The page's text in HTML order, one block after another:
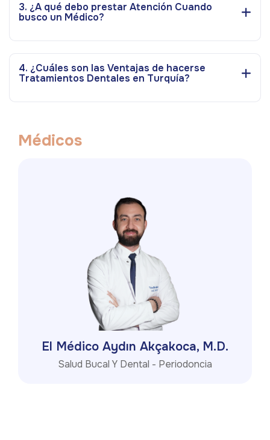
3. ¿A qué debo prestar Atención Cuando
busco un Médico?
4. ¿Cuáles son las Ventajas de hacerse
Tratamientos Dentales en Turquía?
Médicos
El Médico Aydın Akçakoca, M.D.
Salud Bucal Y Dental - Periodoncia